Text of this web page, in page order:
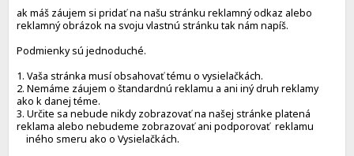
ak máš záujem si pridať na našu stránku reklamný odkaz alebo
reklamný obrázok na svoju vlastnú stránku tak nám napíš.
Podmienky sú jednoduché.
1. Vaša stránka musí obsahovať tému o vysielačkách.
2. Nemáme záujem o štandardnú reklamu a ani iný druh reklamy
ako k danej téme.
3. Určite sa nebude nikdy zobrazovať na našej stránke platená
reklama alebo nebudeme zobrazovať ani podporovať reklamu
iného smeru ako o Vysielačkách.